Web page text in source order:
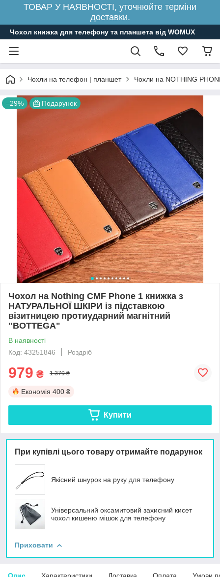
ТОВАР У НАЯВНОСТІ, уточнюйте терміни
доставки.
Чохол книжка для телефону та планшета від WOMUX
Чохли на телефон | планшет Чохли на NOTHING
–29% Подарунок
Чохол на Nothing CMF Phone 1 книжка з
НАТУРАЛЬНОЇ ШКІРИ із підставкою
візитницею протиударний магнітний
"BOTTEGA"
В наявності
Код: 43251846
Роздріб
979 ₴ 1 379 ₴
Економія 400 ₴
Купити
При купівлі цього товару отримайте подарунок
Якісний шнурок на руку для телефону
Універсальний оксамитовий захисний кисет
чохол кишеню мішок для телефону
Приховати
Опис Характеристики Доставка Оплата Умови